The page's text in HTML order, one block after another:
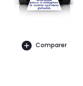
Comparer